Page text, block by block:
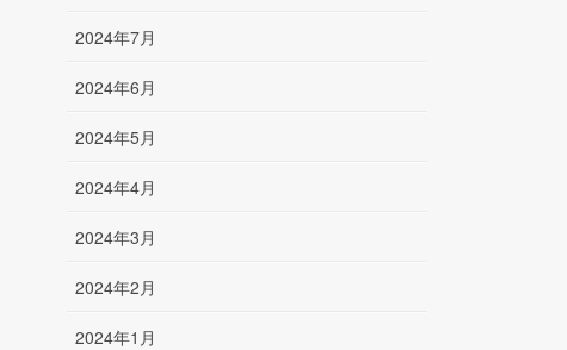
2024年7月
2024年6月
2024年5月
2024年4月
2024年3月
2024年2月
2024年1月